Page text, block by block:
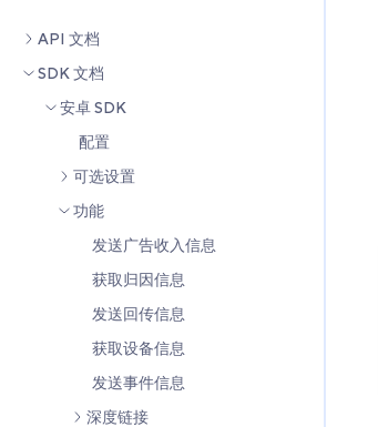
API 文档
SDK 文档
安卓 SDK
配置
可选设置
功能
发送广告收入信息
获取归因信息
发送回传信息
获取设备信息
发送事件信息
深度链接